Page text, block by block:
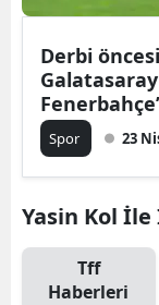
Derbi
Spor 23
Yasin Kol
Tff
Haberleri